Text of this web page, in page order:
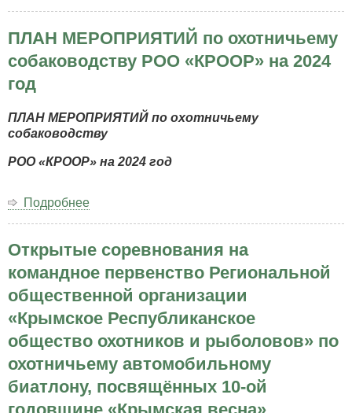
по
спортингу
2024
года
ПЛАН МЕРОПРИЯТИЙ по охотничьему
собаководству РОО «КРООР» на 2024
год
ПЛАН МЕРОПРИЯТИЙ по охотничьему
собаководству
РОО «КРООР» на 2024 год
Подробнее
по
собаководству
РОО
«КРООР»
на
2024
год
Открытые соревнования на
командное первенство Региональной
общественной организации
«Крымское Республиканское
общество охотников и рыболовов» по
охотничьему автомобильному
биатлону, посвящённых 10-ой